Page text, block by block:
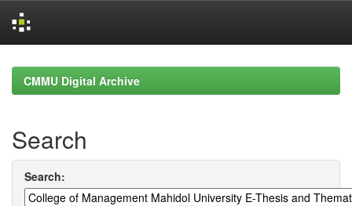
navigationCMMU Digital Archive
Search
Search: